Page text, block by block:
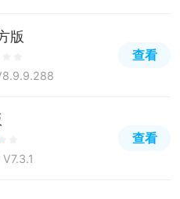
版
查看
V7.3.1
查看